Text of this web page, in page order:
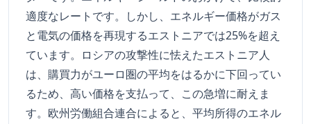
適度なレートです。しかし、エネルギー価格がガス
と電気の価格を再現するエストニアでは25%を超え
ています。ロシアの攻撃性に怯えたエストニア人
は、購買力がユーロ圏の平均をはるかに下回ってい
るため、高い価格を支払って、この急増に耐えま
す。欧州労働組合連合によると、平均所得のエネル